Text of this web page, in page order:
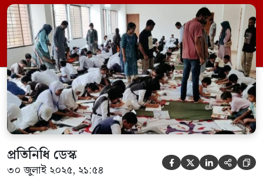
হয়েছে। বুধবার (৩০ জুলাই) বিশ্ববিদ্যালয়ের
নতুন কলা ভবনের নিচতলায় এই প্রতিযোগিতা
অনুষ্ঠিত হয়। বিশ্ববিদ্যালয়ের মাননীয় উপাচার্য
প্রফেসর ড. মো. জাহাঙ্গীর আলম প্রধান অতিথি
হিসেবে উপস্থিত থেকে শিক্ষার্থীদের চিত্রাঙ্কন […]
প্রতিনিধি ডেস্ক
৩০ জুলাই ২০২৫, ২১:৫৪     